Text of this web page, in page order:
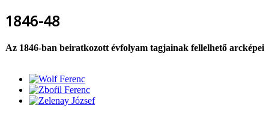
1846-48
Az 1846-ban beiratkozott évfolyam tagjainak fellelhető arcképei